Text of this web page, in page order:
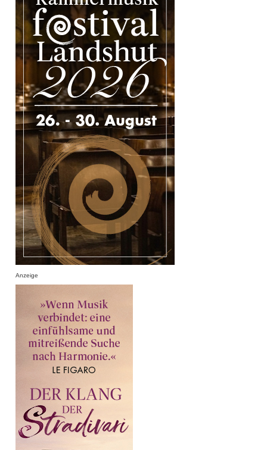
Anzeige